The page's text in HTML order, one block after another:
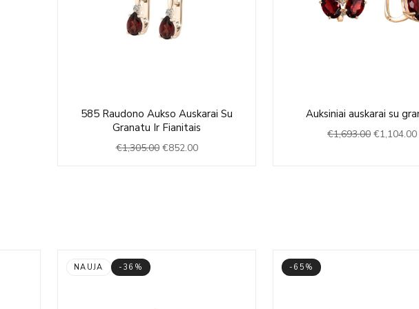
585 Raudono Aukso Auskarai Su
Granatu Ir Fianitais
€1,305.00
price
€1,305.00.
€852.00
price
€852.00.
Auksiniai auskarai su
€1,693.00
price
was:
€1,104.00is:
NAUJA -36% -65%